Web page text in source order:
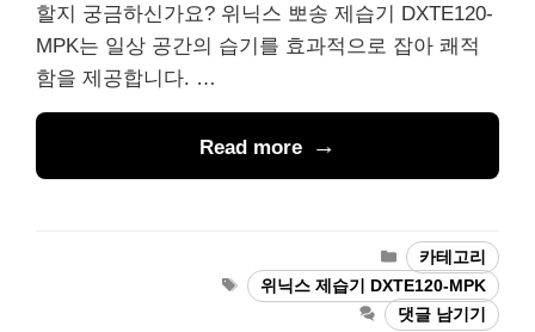
할지 궁금하신가요? 위닉스 뽀송 제습기 DXTE120-
MPK는 일상 공간의 습기를 효과적으로 잡아 쾌적
함을 제공합니다. …
Read more
카
테
고
리
카테고리
태
그
위닉스 제습기 DXTE120-MPK
댓글 남기기